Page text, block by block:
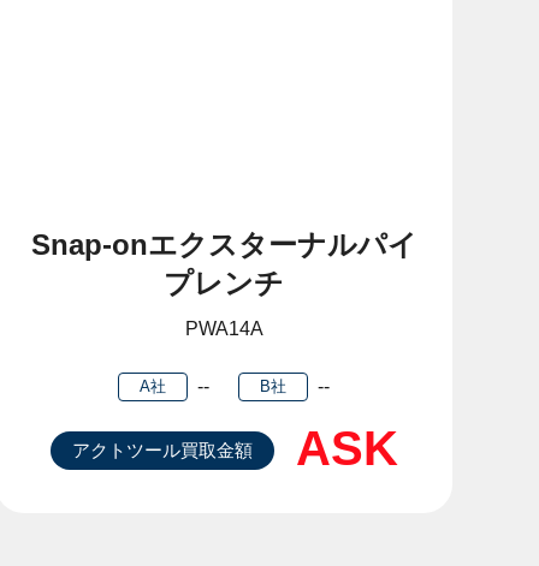
Snap-onエクスターナルパイ
プレンチ
PWA14A
A社 -- B社 --
アクトツール買取金額 ASK